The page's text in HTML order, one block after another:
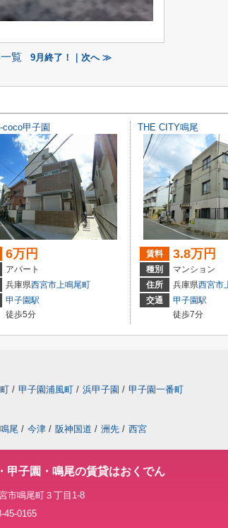
覧 9月終了！｜次へ ≫
coco甲子園
6万円
アパート
兵庫県西宮市上鳴尾町
甲子園駅
徒歩5分
THE CITY鳴尾
賃料 3.8万円
種別
マンション
住所
兵庫県西宮市
交通
甲子園駅
徒歩7分
/ 甲子園浦風町 / 浜甲子園 / 甲子園一番町
尾 / 今津 / 阪神国道 / 洲先 / 西宮
甲子園・鳴尾の賃貸はおくでん
市鳴尾町３丁目1-8
45-0165